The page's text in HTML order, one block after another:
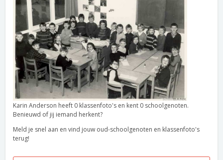
Karin Anderson heeft 0 klassenfoto's en kent 0 schoolgenoten.
Benieuwd of jij iemand herkent?
Meld je snel aan en vind jouw oud-schoolgenoten en klassenfoto's
terug!